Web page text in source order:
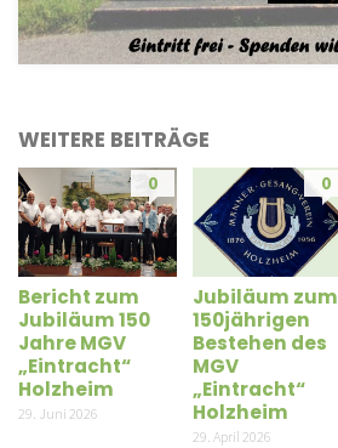
WEITERE BEITRÄGE
0
Bericht zum
Jubiläum 150
Jahre MGV
„Eintracht“
Holzheim
29. Juni 2026
0
Jubiläum zum
150jährigen
Bestehen des
MGV
„Eintracht“
Holzheim
29. April 2026